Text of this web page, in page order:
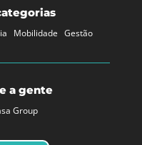
Mobilidade Gestão
a gente
Group